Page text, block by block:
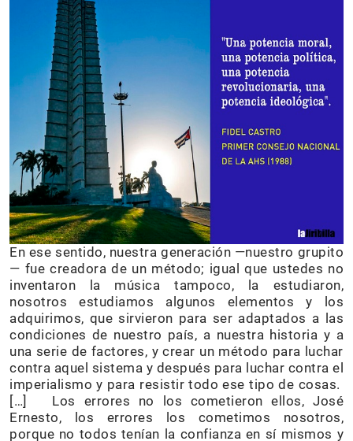
En ese sentido, nuestra generación —nuestro grupito
— fue creadora de un método; igual que ustedes no
inventaron la música tampoco, la estudiaron,
nosotros estudiamos algunos elementos y los
adquirimos, que sirvieron para ser adaptados a las
condiciones de nuestro país, a nuestra historia y a
una serie de factores, y crear un método para luchar
contra aquel sistema y después para luchar contra el
imperialismo y para resistir todo ese tipo de cosas.
[…] Los errores no los cometieron ellos, José
Ernesto, los errores los cometimos nosotros,
porque no todos tenían la confianza en sí mismos y